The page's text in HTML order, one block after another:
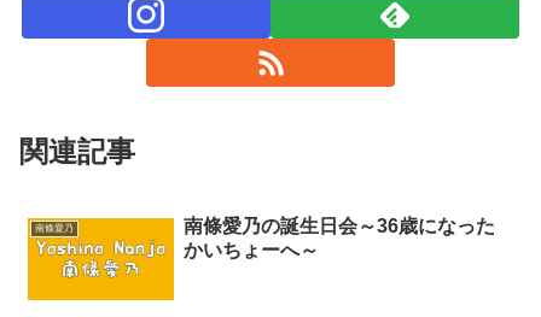
関連記事
南條愛乃
南條愛乃の誕生日会～36歳になった
かいちょーへ～